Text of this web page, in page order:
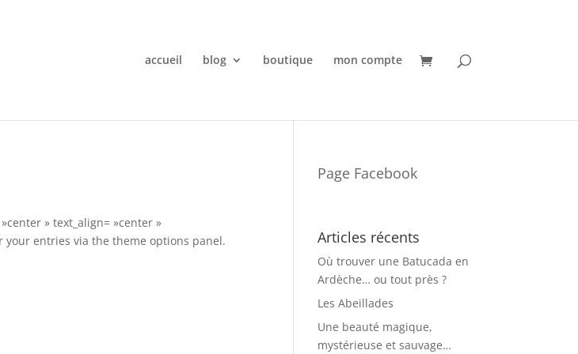
accueil blog boutique mon compte
» text_align= »center »
your entries via the theme options panel.
Page Facebook
Articles récents
Où trouver une Batucada en
Ardèche… ou tout près ?
Les Abeillades
Une beauté magique,
mystérieuse et sauvage…